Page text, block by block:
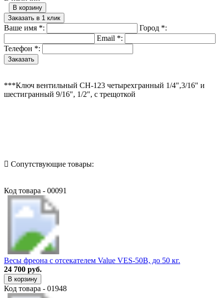
В корзину
Заказать в 1 клик
Ваше имя *: Город *:
Email *:
Телефон *:
***Ключ вентильный CH-123 четырехгранный 1/4",3/16" и
шестигранный 9/16", 1/2", с трещоткой
Сопутствующие товары:
Код товара - 00091
Весы фреона с отсекателем Value VES-50B, до 50 кг.
24 700 руб.
В корзину
Код товара - 01948